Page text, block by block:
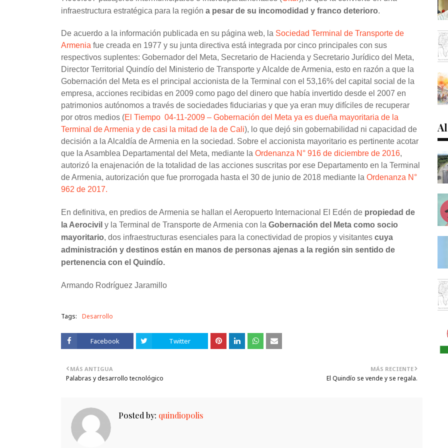
infraestructura estratégica para la región a pesar de su incomodidad y franco deterioro.
De acuerdo a la información publicada en su página web, la Sociedad Terminal de Transporte de
Armenia fue creada en 1977 y su junta directiva está integrada por cinco principales con sus
respectivos suplentes: Gobernador del Meta, Secretario de Hacienda y Secretario Jurídico del Meta,
Director Territorial Quindío del Ministerio de Transporte y Alcalde de Armenia, esto en razón a que la
Gobernación del Meta es el principal accionista de la Terminal con el 53,16% del capital social de la
empresa, acciones recibidas en 2009 como pago del dinero que había invertido desde el 2007 en
patrimonios autónomos a través de sociedades fiduciarias y que ya eran muy difíciles de recuperar
por otros medios (El Tiempo 04-11-2009 – Gobernación del Meta ya es dueña mayoritaria de la
Terminal de Armenia y de casi la mitad de la de Cali), lo que dejó sin gobernabilidad ni capacidad de
decisión a la Alcaldía de Armenia en la sociedad. Sobre el accionista mayoritario es pertinente acotar
que la Asamblea Departamental del Meta, mediante la Ordenanza N° 916 de diciembre de 2016,
autorizó la enajenación de la totalidad de las acciones suscritas por ese Departamento en la Terminal
de Armenia, autorización que fue prorrogada hasta el 30 de junio de 2018 mediante la Ordenanza N°
962 de 2017.
En definitiva, en predios de Armenia se hallan el Aeropuerto Internacional El Edén de propiedad de
la Aerocivil y la Terminal de Transporte de Armenia con la Gobernación del Meta como socio
mayoritario, dos infraestructuras esenciales para la conectividad de propios y visitantes cuya
administración y destinos están en manos de personas ajenas a la región sin sentido de
pertenencia con el Quindío.
Armando Rodríguez Jaramillo
Tags: Desarrollo
Facebook Twitter
MÁS RECIENTE
El Quindío se vende y se regala.
MÁS ANTIGUA
Palabras y desarrollo tecnológico
Posted by: quindiopolis